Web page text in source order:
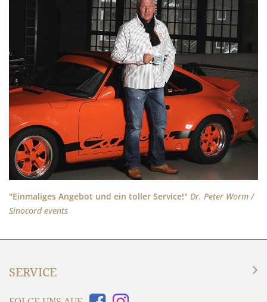
"Einmaliges Angebot und ein toller Service!" Dr. Peter Worm /
Sinocord events
SERVICE